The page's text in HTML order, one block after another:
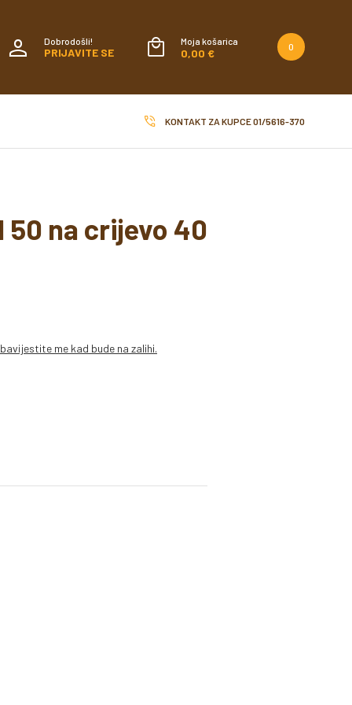
Dobrodošli!
PRIJAVITE SE
Moja košarica
0,00 €
0
KONTAKT ZA KUPCE01/5616-370
50 na crijevo 40
me kad bude na zalihi.